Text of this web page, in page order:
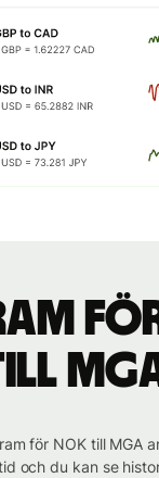
för NOK till MGA
och du kan se